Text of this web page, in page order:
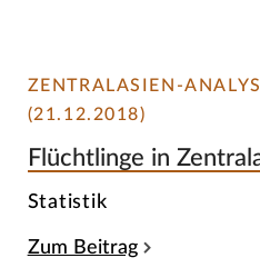
ZENTRALASIEN-
(21.12.2018)
Flüchtlinge in
Statistik
Zum Beitrag